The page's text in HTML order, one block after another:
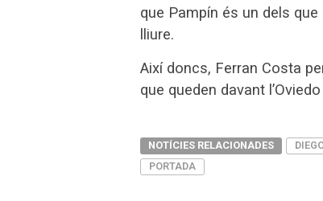
que Pampín és un dels
lliure.
Així doncs, Ferran Costa
que queden davant
NOTÍCIES RELACIONADES
PORTADA